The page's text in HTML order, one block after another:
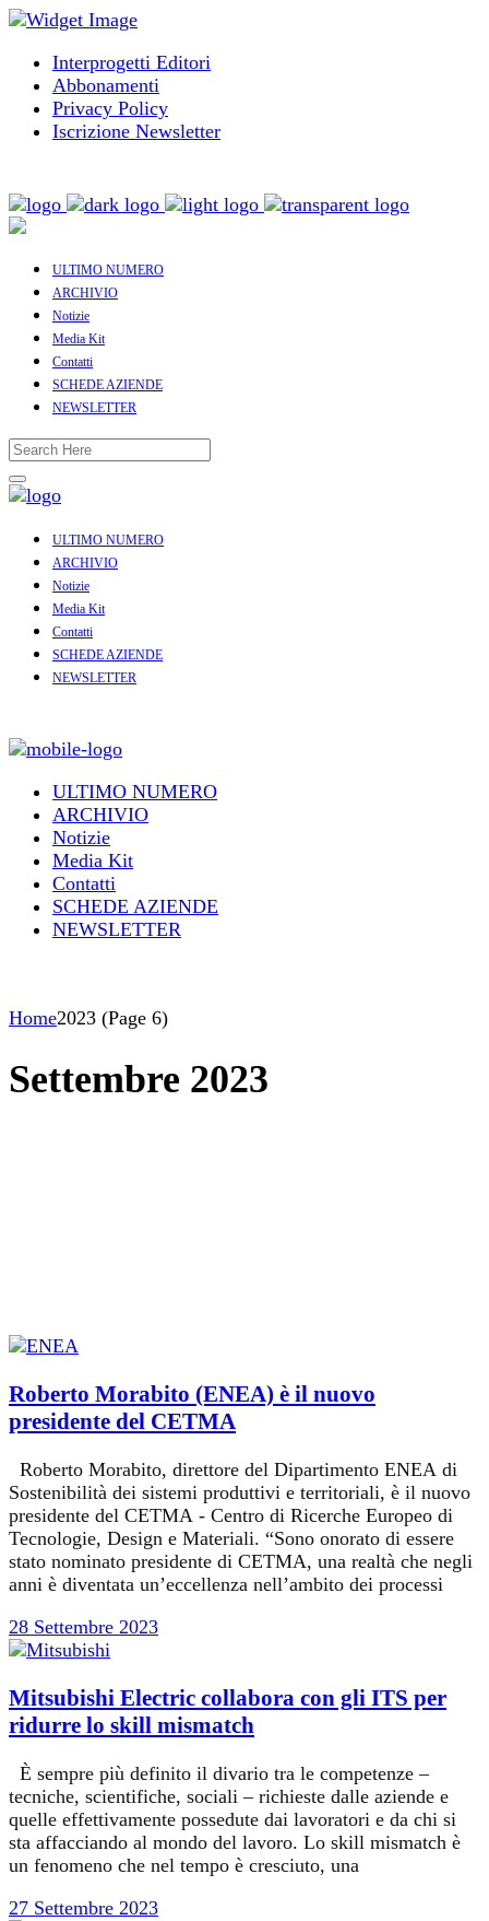
Interprogetti Editori
Abbonamenti
Privacy Policy
Iscrizione Newsletter
ULTIMO NUMERO
ARCHIVIO
Notizie
Media Kit
Contatti
SCHEDE AZIENDE
NEWSLETTER
ULTIMO NUMERO
ARCHIVIO
Notizie
Media Kit
Contatti
SCHEDE AZIENDE
NEWSLETTER
ULTIMO NUMERO
ARCHIVIO
Notizie
Media Kit
Contatti
SCHEDE AZIENDE
NEWSLETTER
Home2023 (Page 6)
Settembre 2023
Roberto Morabito (ENEA) è il nuovo
presidente del CETMA
Roberto Morabito, direttore del Dipartimento ENEA di
Sostenibilità dei sistemi produttivi e territoriali, è il nuovo
presidente del CETMA - Centro di Ricerche Europeo di
Tecnologie, Design e Materiali. “Sono onorato di essere
stato nominato presidente di CETMA, una realtà che negli
anni è diventata un’eccellenza nell’ambito dei processi
28 Settembre 2023
Mitsubishi Electric collabora con gli ITS per
ridurre lo skill mismatch
È sempre più definito il divario tra le competenze –
tecniche, scientifiche, sociali – richieste dalle aziende e
quelle effettivamente possedute dai lavoratori e da chi si
sta affacciando al mondo del lavoro. Lo skill mismatch è
un fenomeno che nel tempo è cresciuto, una
27 Settembre 2023